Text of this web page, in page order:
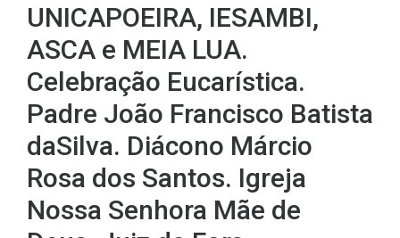
UNICAPOEIRA, IESAMBI,
ASCA e MEIA LUA.
Celebração Eucarística.
Padre João Francisco Batista
daSilva. Diácono Márcio
Rosa dos Santos. Igreja
Nossa Senhora Mãe de